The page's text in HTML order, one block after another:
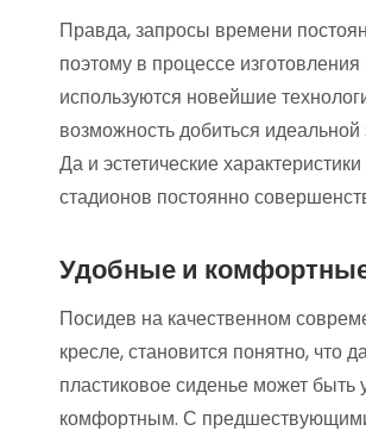
Правда, запросы времени
поэтому в процессе изготовления
используются новейшие
возможность добиться идеальной
Да и эстетические
стадионов постоянно
Удобные и
Посидев на качественном
кресле, становится понятно, что
пластиковое сиденье может быть
комфортным. С